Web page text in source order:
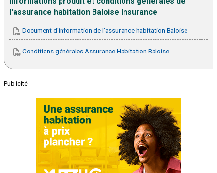
l'assurance habitation Baloise Insurance
Document d'information de l'assurance habitation Baloise
Conditions générales Assurance Habitation Baloise
Publicité